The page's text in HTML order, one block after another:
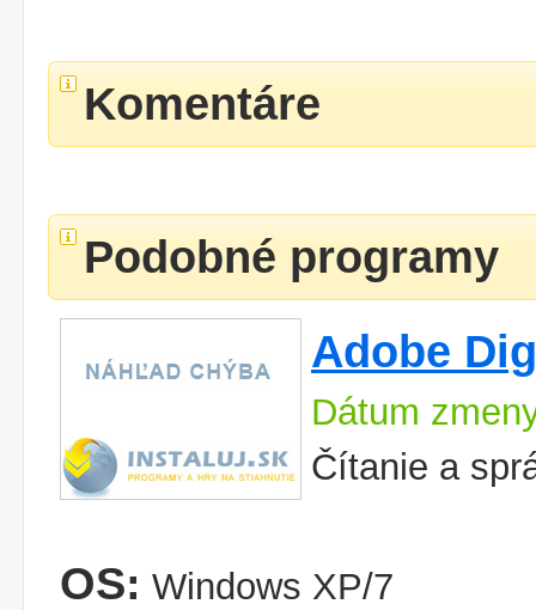
Komentáre
Podobné programy
Adobe
Dátum
Čítanie a
OS: Windows XP/7